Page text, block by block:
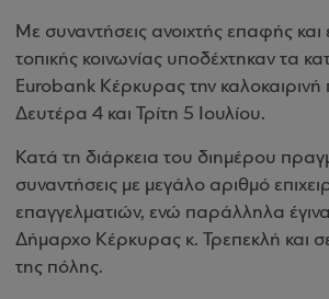
Με συναντήσεις ανοιχτής επαφής
τοπικής κοινωνίας υποδέχτηκαν τα
Eurobank Κέρκυρας την καλοκαιρινή
Δευτέρα 4 και Τρίτη 5 Ιουλίου.
Κατά τη διάρκεια του διημέρου
συναντήσεις με μεγάλο αριθμό
επαγγελματιών, ενώ παράλληλα
Δήμαρχο Κέρκυρας κ. Τρεπεκλή και
της πόλης.